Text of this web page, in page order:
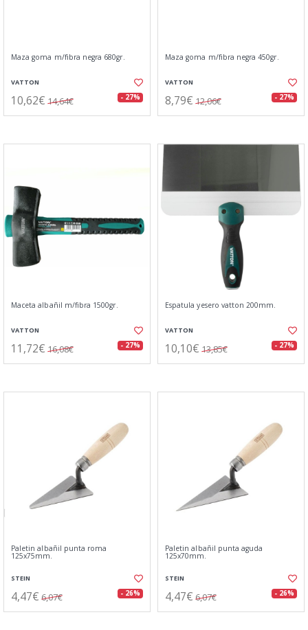
Maza goma m/fibra negra 680gr.
VATTON
10,62€ 14,64€ - 27%
Maza goma m/fibra negra 450gr.
VATTON
8,79€ 12,06€ - 27%
Maceta albañil m/fibra 1500gr.
VATTON
11,72€ 16,08€ - 27%
Espatula yesero vatton 200mm.
VATTON
10,10€ 13,85€ - 27%
Paletin albañil punta roma
125x75mm.
STEIN
4,47€ 6,07€ - 26%
Paletin albañil punta aguda
125x70mm.
STEIN
4,47€ 6,07€ - 26%